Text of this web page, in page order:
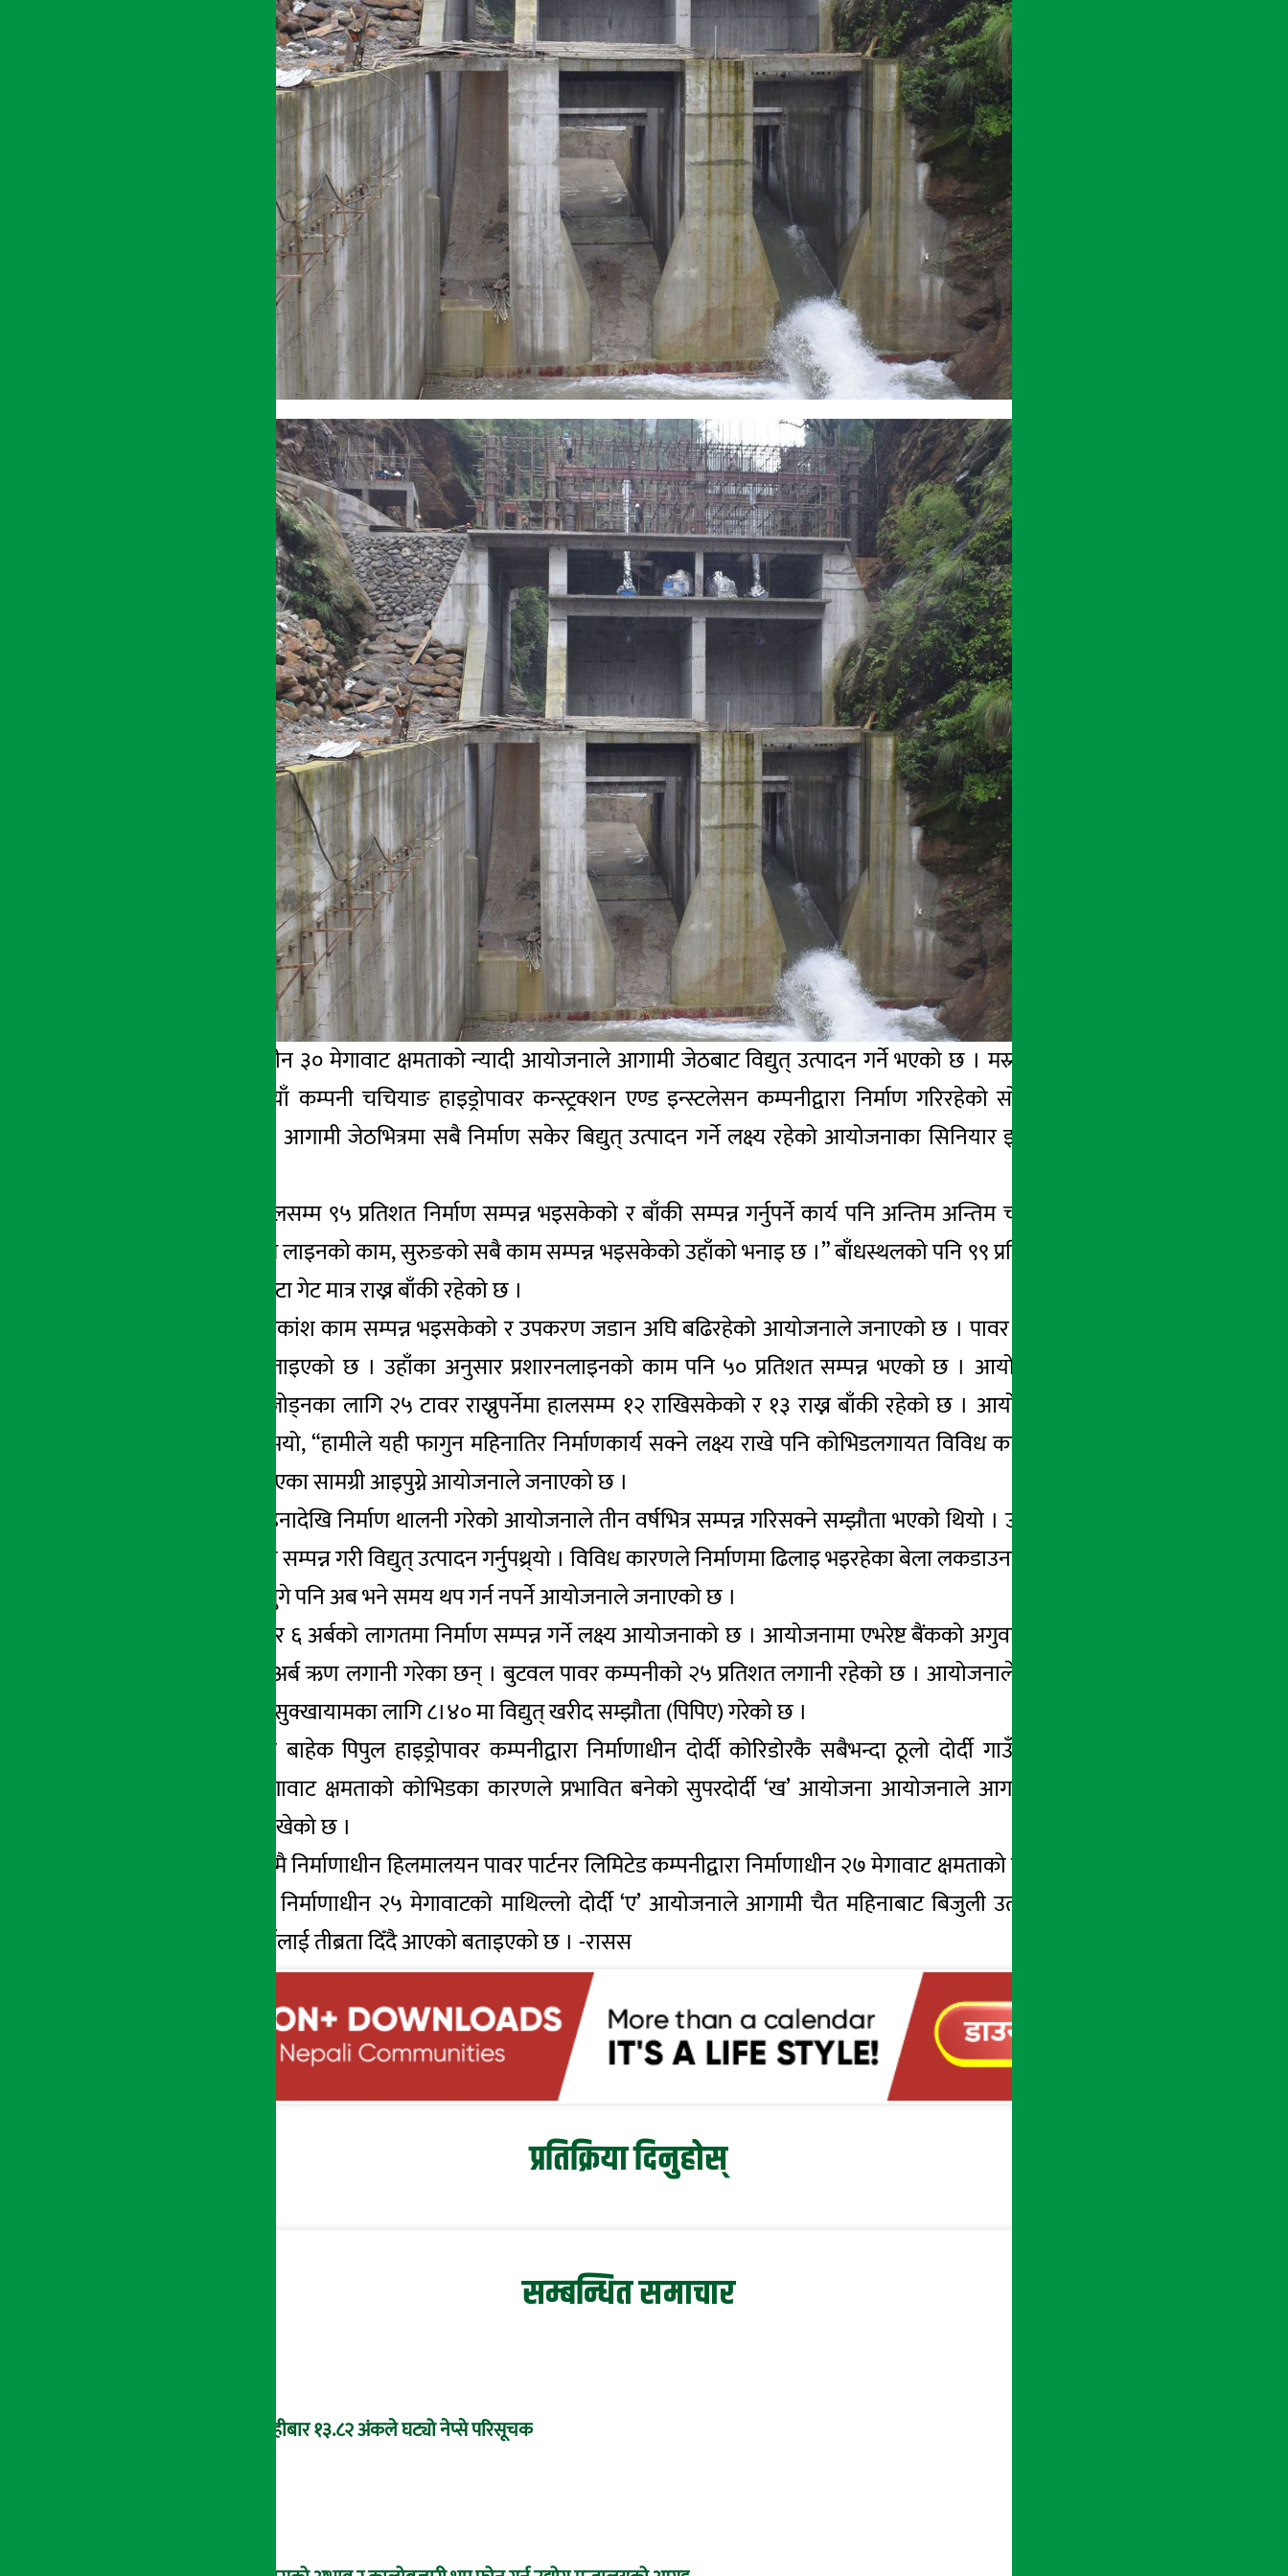
लमजुङ । निर्माणाधीन ३० मेगावाट क्षमताको न्यादी आयोजनाले आगामी जेठबाट विद्युत् उत्पादन गर्ने भएको छ । मस्र्याङ्दी गाउँपालिका–६ स्थित
ङादीखोलामा चिनियाँ कम्पनी चचियाङ हाइड्रोपावर कन्स्ट्रक्शन एण्ड इन्स्टलेसन कम्पनीद्वारा निर्माण गरिरहेको सो आयोजनाको काम अन्तिम
चरणमा पुगेको छ । आगामी जेठभित्रमा सबै निर्माण सकेर बिद्युत् उत्पादन गर्ने लक्ष्य रहेको आयोजनाका सिनियार इञ्जिनीयर विवेक कारान्जितले
उहाँले भन्नुभयो, “हालसम्म ९५ प्रतिशत निर्माण सम्पन्न भइसकेको र बाँकी सम्पन्न गर्नुपर्ने कार्य पनि अन्तिम अन्तिम चरणमा पुगेको छ । हालसम्म
टनेल, पेनस्टक पाइप लाइनको काम, सुरुङको सबै काम सम्पन्न भइसकेको उहाँको भनाइ छ ।” बाँधस्थलको पनि ९९ प्रतिशत काम सम्पन्न भइसकेको
छ । बाँधस्थलमा एउटा गेट मात्र राख्न बाँकी रहेको छ ।
पावर हाउसको अधिकांश काम सम्पन्न भइसकेको र उपकरण जडान अघि बढिरहेको आयोजनाले जनाएको छ । पावर हाउसमा दुई उपकरण जडान
गर्न बाँकी रहेको बताइएको छ । उहाँका अनुसार प्रशारनलाइनको काम पनि ५० प्रतिशत सम्पन्न भएको छ । आयोजनाबाट ९ किलोमिटर टाढा
ट्रान्समिसन लाइन जोड्नका लागि २५ टावर राख्नुपर्नेमा हालसम्म १२ राखिसकेको र १३ राख्न बाँकी रहेको छ । आयोजनाका जनसम्पर्क अधिकृत
विजय गुरुङले भन्नुभयो, “हामीले यही फागुन महिनातिर निर्माणकार्य सक्ने लक्ष्य राखे पनि कोभिडलगायत विविध कारणले गर्दा निर्माणको अवधि
थपिएको छ ।” रोकिएका सामग्री आइपुग्ने आयोजनाले जनाएको छ ।
विसं २०७३ चैत महिनादेखि निर्माण थालनी गरेको आयोजनाले तीन वर्षभित्र सम्पन्न गरिसक्ने सम्झौता भएको थियो । उक्त सम्झौतानुसार गत चैतमा
आयोजनाको निर्माण सम्पन्न गरी विद्युत् उत्पादन गर्नुपथ्र्यो । विविध कारणले निर्माणमा ढिलाइ भइरहेका बेला लकडाउनले समेत आयोजनालाई प्रभाव
बनाएकाले लम्बिन पुगे पनि अब भने समय थप गर्न नपर्ने आयोजनाले जनाएको छ ।
आयोजनाका अनुसार ६ अर्बको लागतमा निर्माण सम्पन्न गर्ने लक्ष्य आयोजनाको छ । आयोजनामा एभरेष्ट बैंकको अगुवाइमा पाँच बैंकले ७५ प्रतिशत
अर्थात् रु साढे चार अर्ब ऋण लगानी गरेका छन् । बुटवल पावर कम्पनीको २५ प्रतिशत लगानी रहेको छ । आयोजनाले नेपाल विद्युत् प्राधिकरणसँग
वर्षायाममा ४।८० र सुक्खायामका लागि ८।४० मा विद्युत् खरीद सम्झौता (पिपिए) गरेको छ ।
त्यस्तै सो आयोजना बाहेक पिपुल हाइड्रोपावर कम्पनीद्वारा निर्माणाधीन दोर्दी कोरिडोरकै सबैभन्दा ठूलो दोर्दी गाउँपालिका वडा नं ६ ढोडेनीमा
निर्माणाधीन ५४ मेगावाट क्षमताको कोभिडका कारणले प्रभावित बनेको सुपरदोर्दी ‘ख’ आयोजना आयोजनाले आगामी भदौँ महिनासम्म बिजुली
उत्पादन गर्ने लक्ष्य राखेको छ ।
त्यस्तै सोही पालिकामै निर्माणाधीन हिलमालयन पावर पार्टनर लिमिटेड कम्पनीद्वारा निर्माणाधीन २७ मेगावाट क्षमताको दोर्दीखोला जलविद्युत्, लिबर्टी
इनर्जी लिमिटेडद्वारा निर्माणाधीन २५ मेगावाटको माथिल्लो दोर्दी ‘ए’ आयोजनाले आगामी चैत महिनाबाट बिजुली उत्पादन गर्ने भएको छ । सोही
अनुरुप निर्माण कार्यलाई तीब्रता दिँदै आएको बताइएको छ । -रासस
प्रतिक्रिया दिनुहोस्
सम्बन्धित समाचार
बिहीबार १३.८२ अंकले घट्यो नेप्से परिसूचक